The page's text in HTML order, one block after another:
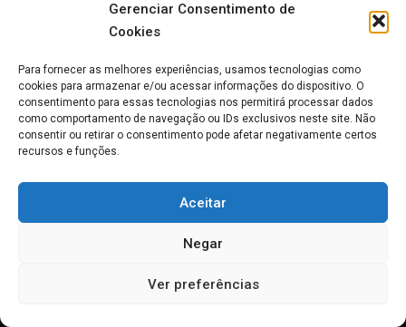
Gerenciar Consentimento de
Cookies
Para fornecer as melhores experiências, usamos tecnologias como
cookies para armazenar e/ou acessar informações do dispositivo. O
consentimento para essas tecnologias nos permitirá processar dados
como comportamento de navegação ou IDs exclusivos neste site. Não
consentir ou retirar o consentimento pode afetar negativamente certos
recursos e funções.
Aceitar
Negar
Ver preferências
Clique na imagem